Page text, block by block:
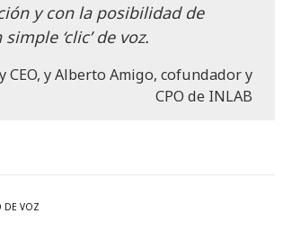
y con la posibilidad de
‘clic’ de voz.
y Alberto Amigo, cofundador y
CPO de INLAB
DE VOZ